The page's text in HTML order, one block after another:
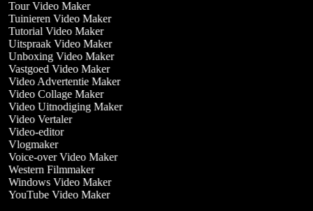
Tour Video Maker
Tuinieren Video Maker
Tutorial Video Maker
Uitspraak Video Maker
Unboxing Video Maker
Vastgoed Video Maker
Video Advertentie Maker
Video Collage Maker
Video Uitnodiging Maker
Video Vertaler
Video-editor
Vlogmaker
Voice-over Video Maker
Western Filmmaker
Windows Video Maker
YouTube Video Maker